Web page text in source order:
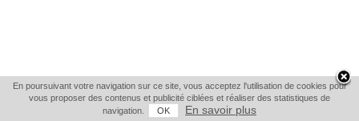
En poursuivant votre navigation sur ce site, vous acceptez l'utilisation de cookies pour
vous proposer des contenus et publicité ciblées et réaliser des statistiques de
navigation.
OK En savoir plus